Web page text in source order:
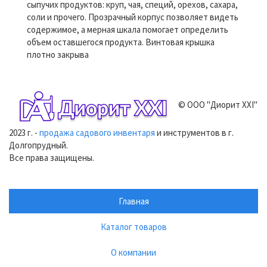
сыпучих продуктов: круп, чая, специй, орехов, сахара,
соли и прочего. Прозрачный корпус позволяет видеть
содержимое, а мерная шкала помогает определить
объем оставшегося продукта. Винтовая крышка
плотно закрыва
© ООО "Диорит XXI"
2023 г. - продажа садового инвентаря и инструментов в г.
Долгопрудный.
Все права защищены.
Главная
Каталог товаров
О компании